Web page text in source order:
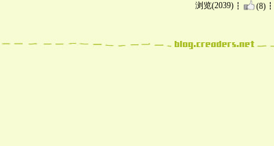
浏览(2039) (8)